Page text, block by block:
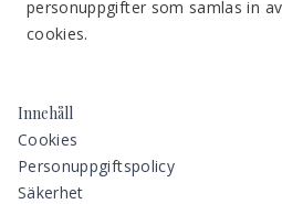
personuppgifter som samlas in
cookies.
Innehåll
Cookies
Personuppgiftspolicy
Säkerhet